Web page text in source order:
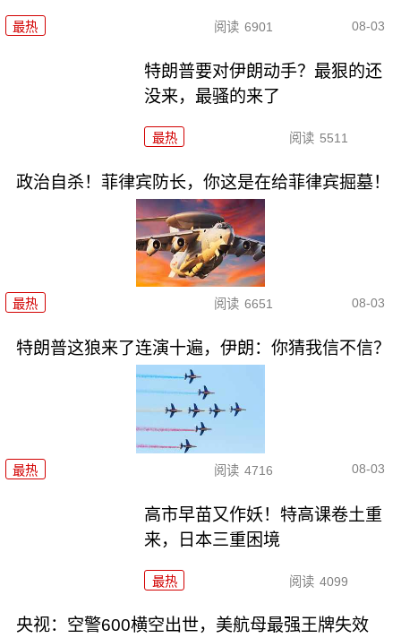
最热 阅读 6901 08-03
特朗普要对伊朗动手？最狠的还
没来，最骚的来了
最热 阅读 5511
政治自杀！菲律宾防长，你这是在给菲律宾掘墓！
最热 阅读 6651 08-03
特朗普这狼来了连演十遍，伊朗：你猜我信不信？
最热 阅读 4716 08-03
高市早苗又作妖！特高课卷土重
来，日本三重困境
最热 阅读 4099
央视：空警600横空出世，美航母最强王牌失效